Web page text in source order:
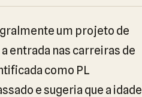
um projeto de
entrada nas carreiras de
como PL
e sugeria que a idade